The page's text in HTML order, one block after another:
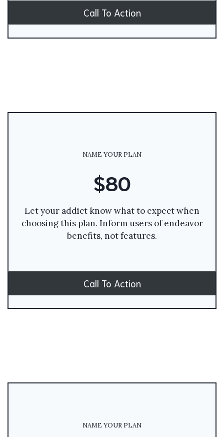
Call To Action
NAME YOUR PLAN
$80
Let your addict know what to expect when
choosing this plan. Inform users of endeavor
benefits, not features.
Call To Action
NAME YOUR PLAN